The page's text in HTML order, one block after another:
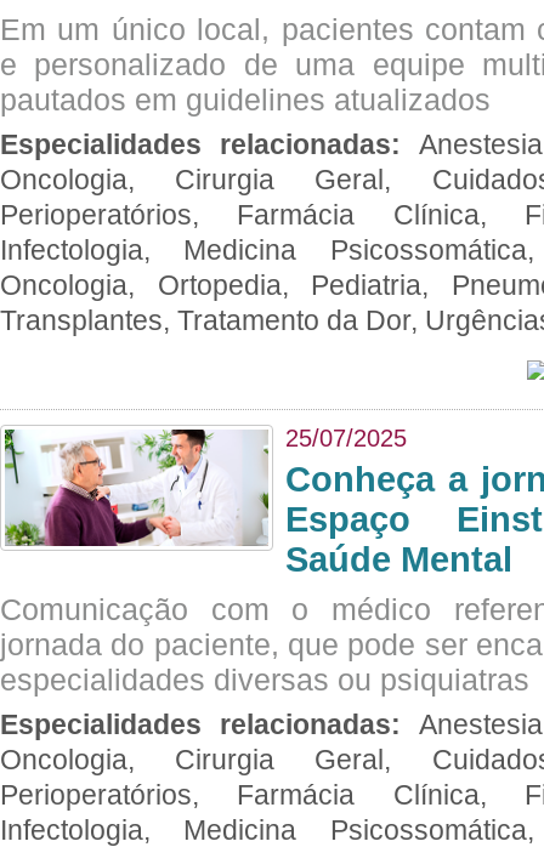
Em um único local, pacientes contam
e personalizado de uma equipe
pautados em guidelines atualizados
Especialidades relacionadas:
Oncologia, Cirurgia Geral,
Perioperatórios, Farmácia Clínica,
Infectologia, Medicina
Oncologia, Ortopedia, Pediatria,
Transplantes, Tratamento da Dor,
25/07/2025
Conheça a
Espaço
Saúde Mental
Comunicação com o médico
jornada do paciente, que pode ser
especialidades diversas ou psiquiatras
Especialidades relacionadas:
Oncologia, Cirurgia Geral,
Perioperatórios, Farmácia Clínica,
Infectologia, Medicina